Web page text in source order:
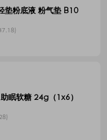
垫粉底液 粉气垫 B10
眠软糖 24g（1x6）